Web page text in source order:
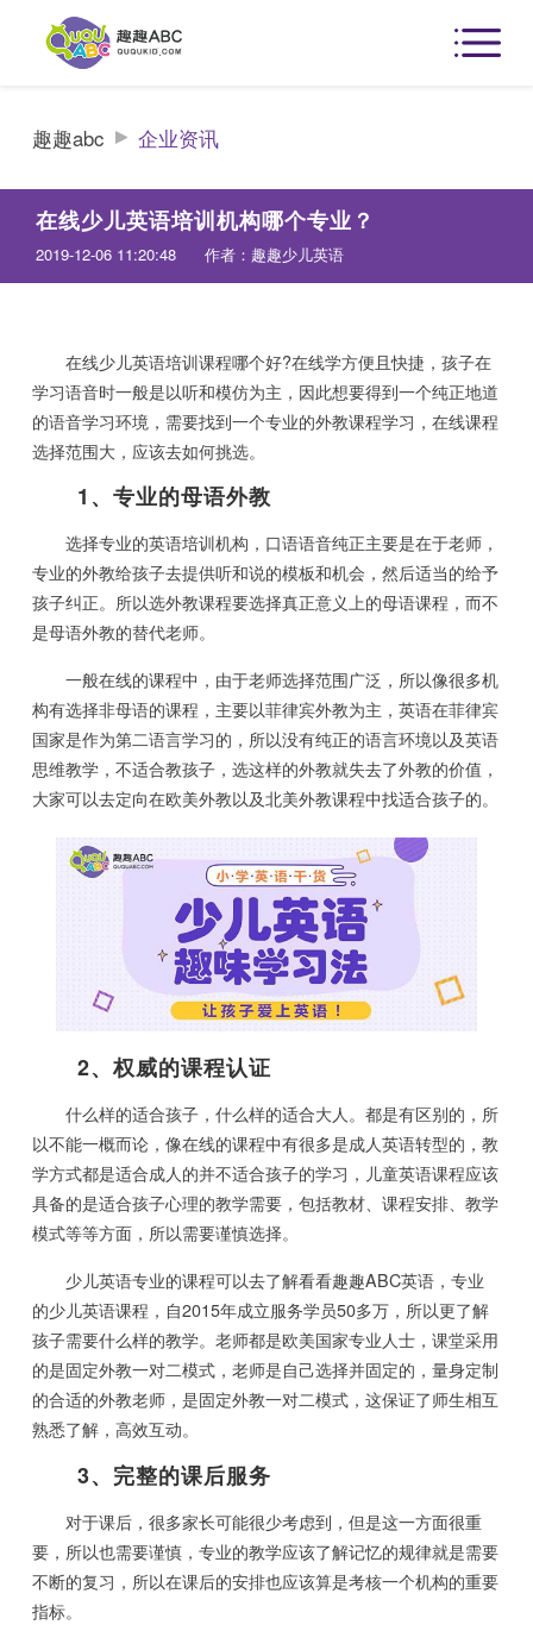
趣趣abc 企业资讯
在线少儿英语培训机构哪个专业？
2019-12-06 11:20:48 作者：趣趣少儿英语
在线少儿英语培训课程哪个好?在线学方便且快捷，孩子在
学习语音时一般是以听和模仿为主，因此想要得到一个纯正地道
的语音学习环境，需要找到一个专业的外教课程学习，在线课程
选择范围大，应该去如何挑选。
1、专业的母语外教
选择专业的英语培训机构，口语语音纯正主要是在于老师，
专业的外教给孩子去提供听和说的模板和机会，然后适当的给予
孩子纠正。所以选外教课程要选择真正意义上的母语课程，而不
是母语外教的替代老师。
一般在线的课程中，由于老师选择范围广泛，所以像很多机
构有选择非母语的课程，主要以菲律宾外教为主，英语在菲律宾
国家是作为第二语言学习的，所以没有纯正的语言环境以及英语
思维教学，不适合教孩子，选这样的外教就失去了外教的价值，
大家可以去定向在欧美外教以及北美外教课程中找适合孩子的。
2、权威的课程认证
什么样的适合孩子，什么样的适合大人。都是有区别的，所
以不能一概而论，像在线的课程中有很多是成人英语转型的，教
学方式都是适合成人的并不适合孩子的学习，儿童英语课程应该
具备的是适合孩子心理的教学需要，包括教材、课程安排、教学
模式等等方面，所以需要谨慎选择。
少儿英语专业的课程可以去了解看看趣趣ABC英语，专业
的少儿英语课程，自2015年成立服务学员50多万，所以更了解
孩子需要什么样的教学。老师都是欧美国家专业人士，课堂采用
的是固定外教一对二模式，老师是自己选择并固定的，量身定制
的合适的外教老师，是固定外教一对二模式，这保证了师生相互
熟悉了解，高效互动。
3、完整的课后服务
对于课后，很多家长可能很少考虑到，但是这一方面很重
要，所以也需要谨慎，专业的教学应该了解记忆的规律就是需要
不断的复习，所以在课后的安排也应该算是考核一个机构的重要
指标。